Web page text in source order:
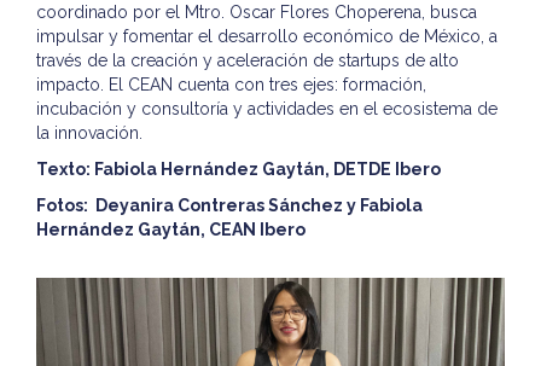
coordinado por el Mtro. Oscar Flores Choperena, busca
impulsar y fomentar el desarrollo económico de México, a
través de la creación y aceleración de startups de alto
impacto. El CEAN cuenta con tres ejes: formación,
incubación y consultoría y actividades en el ecosistema de
la innovación.
Texto: Fabiola Hernández Gaytán, DETDE Ibero
Fotos: Deyanira Contreras Sánchez y Fabiola
Hernández Gaytán, CEAN Ibero